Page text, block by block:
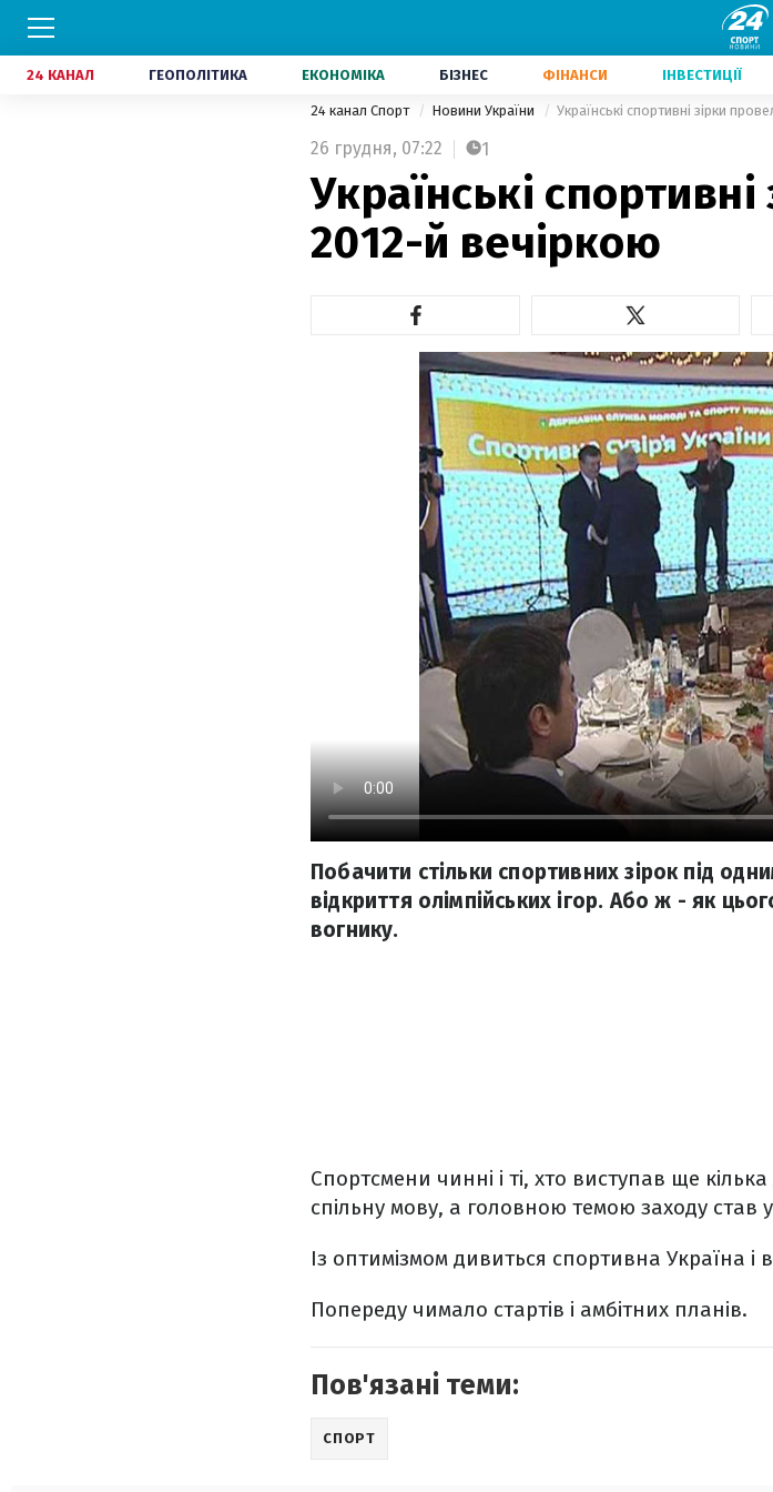
24 КАНАЛ ГЕОПОЛІТИКА ЕКОНОМІКА БІЗНЕС ФІНАНСИ ІНВЕСТИЦІЇ
24 канал Спорт Новини України Українські спортивні зірки
26 грудня, 07:22 1
Українські
2012-й вечіркою
Побачити стільки спортивних зірок під
відкриття олімпійських ігор. Або ж - як
вогнику.
Спортсмени чинні і ті, хто виступав ще
спільну мову, а головною темою заходу став
Із оптимізмом дивиться спортивна Україна і
Попереду чимало стартів і амбітних планів.
Пов'язані теми:
СПОРТ